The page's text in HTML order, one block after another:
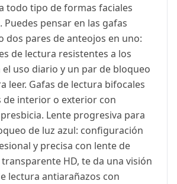
todo tipo de formas faciales
pensar en las gafas
dos pares de anteojos en uno:
de lectura resistentes a los
uso diario y un par de bloqueo
leer. Gafas de lectura bifocales
de interior o exterior con
Lente progresiva para
de luz azul: configuración
y precisa con lente de
HD, te da una visión
lectura antiarañazos con